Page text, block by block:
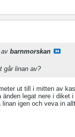
av barnmorskan
går linan av?
ut till i mitten av
änden legat nere i diket
igen och veva in